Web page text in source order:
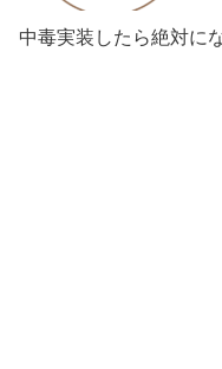
中毒実装したら絶対に